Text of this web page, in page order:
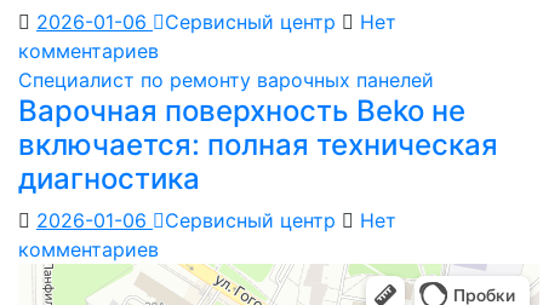
2026-01-06 Сервисный центр
Нет
комментариев
Специалист по ремонту варочных панелей
Варочная поверхность Beko не
включается: полная техническая
диагностика
2026-01-06 Сервисный центр
Нет
комментариев